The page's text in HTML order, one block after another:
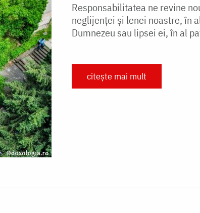
Responsabilitatea ne revine
neglijenței și lenei noastre, în
Dumnezeu sau lipsei ei, în al
citește mai mult